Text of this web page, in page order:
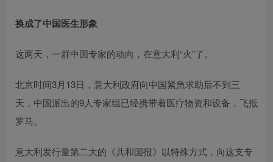
换成了中国医生形象
这两天，一群中国专家的动向，在意大利“火”了。
北京时间3月13日，意大利政府向中国紧急求助后不到三
天，中国派出的9人专家组已经携带着医疗物资和设备，飞抵
罗马。
意大利发行量第二大的《共和国报》以特殊方式，向这支专